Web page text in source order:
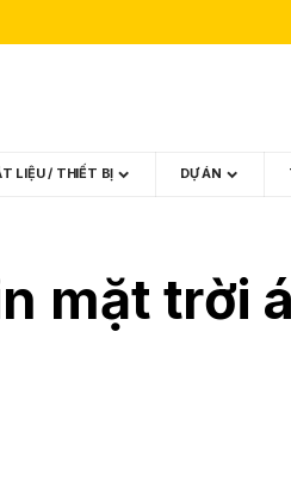
LIỆU / THIẾT BỊ DỰ ÁN
mặt trời